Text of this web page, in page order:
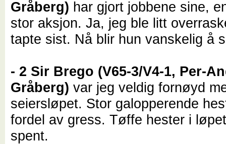
Gråberg) har gjort jobbene sine,
stor aksjon. Ja, jeg ble litt
tapte sist. Nå blir hun vanskelig å
- 2 Sir Brego (V65-3/V4-1, Per-
Gråberg)var jeg veldig fornøyd
seiersløpet. Stor galopperende
fordel av gress. Tøffe hester i
spent.